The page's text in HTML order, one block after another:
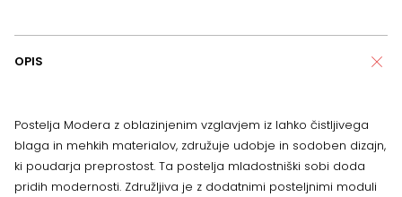
OPIS
Postelja Modera z oblazinjenim vzglavjem iz lahko čistljivega
blaga in mehkih materialov, združuje udobje in sodoben dizajn,
ki poudarja preprostost. Ta postelja mladostniški sobi doda
pridih modernosti. Združljiva je z dodatnimi posteljnimi moduli